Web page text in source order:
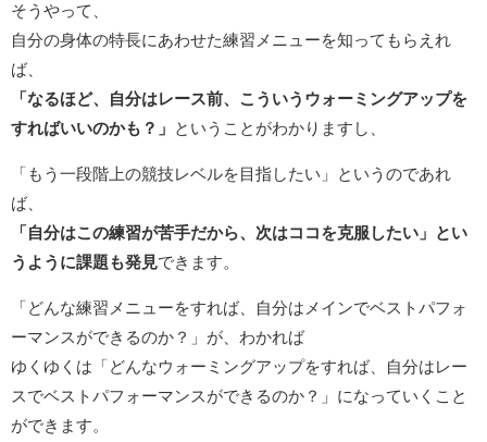
そうやって、
自分の身体の特長にあわせた練習メニューを知ってもらえれ
ば、
「なるほど、自分はレース前、こういうウォーミングアップを
すればいいのかも？」
ということがわかりますし、
「もう一段階上の競技レベルを目指したい」というのであれ
ば、
「自分はこの練習が苦手だから、次はココを克服したい」とい
うように課題も発見 できます。
「どんな練習メニューをすれば、自分はメインでベストパフォ
ーマンスができるのか？」が、わかれば
ゆくゆくは「どんなウォーミングアップをすれば、自分はレー
スでベストパフォーマンスができるのか？」になっていくこと
ができます。